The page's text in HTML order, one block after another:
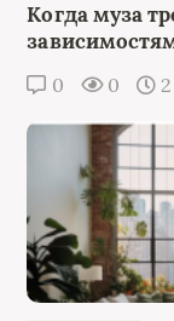
Когда муза
0 0